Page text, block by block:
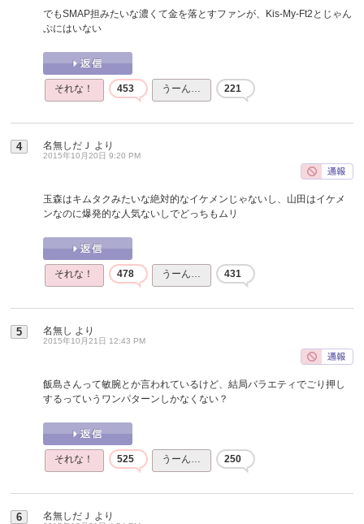
でもSMAP担みたいな濃くて金を落とすファンが、Kis-My-Ft2とじゃん
ぷにはいない
それな！ 453 うーん… 221
4 名無しだＪ より
2015年10月20日 9:20 PM
玉森はキムタクみたいな絶対的なイケメンじゃないし、山田はイケメ
ンなのに爆発的な人気ないしでどっちもムリ
それな！ 478 うーん… 431
5 名無し より
2015年10月21日 12:43 PM
飯島さんって敏腕とか言われているけど、結局バラエティでごり押し
するっていうワンパターンしかなくない？
それな！ 525 うーん… 250
6 名無しだＪ より